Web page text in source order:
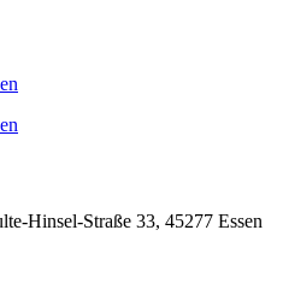
Hinsel-Straße 33, 45277 Essen